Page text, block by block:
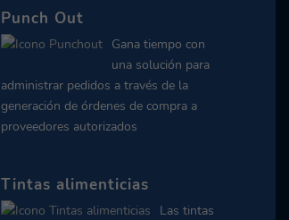
Punch Out
Gana tiempo con
una solución para
administrar pedidos a través de la
generación de órdenes de compra a
proveedores autorizados
Tintas alimenticias
Las tintas